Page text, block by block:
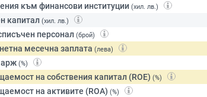
към финансови институции (хил. лв.)
капитал (хил. лв.)
персонал (брой)
месечна заплата (лева)
(%)
на собствения капитал (ROE) (%)
на активите (ROA) (%)